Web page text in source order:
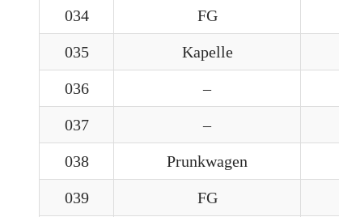
034 FG
035 Kapelle
036 –
037 –
038 Prunkwagen
039 FG